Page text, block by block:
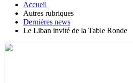
Accueil
Autres rubriques
Dernières news
Le Liban invité de la Table Ronde